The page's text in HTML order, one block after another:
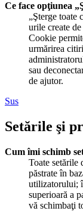
Ce face opţiunea
„Şterge toate
urile create
Cookie
urmărirea
sau
de ajutor.
Sus
Setările şi
Cum îmi schimb
Toate setările
păstrate în
utilizatorului;
superioară a
vă schimbaţi